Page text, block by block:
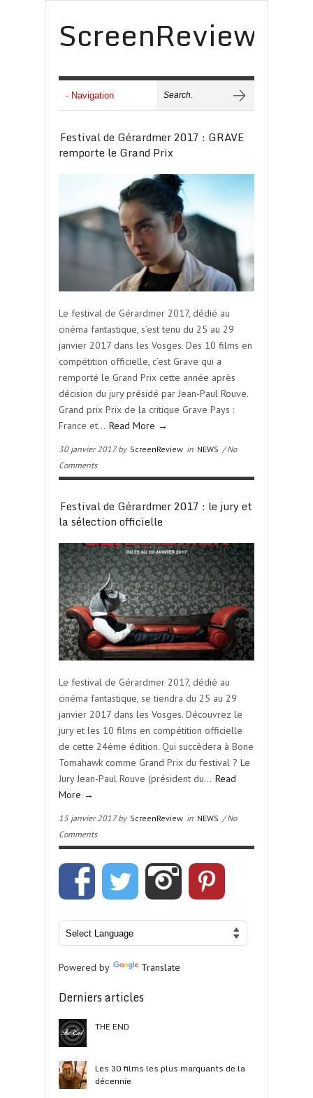
ScreenReview
Festival de Gérardmer 2017 : GRAVE
remporte le Grand Prix
Le festival de Gérardmer 2017, dédié au
cinéma fantastique, s’est tenu du 25 au 29
janvier 2017 dans les Vosges. Des 10 films en
compétition officielle, c’est Grave qui a
remporté le Grand Prix cette année après
décision du jury présidé par Jean-Paul Rouve.
Grand prix Prix de la critique Grave Pays :
France et… Read More →
30 janvier 2017 by ScreenReview in NEWS / No
Comments
Festival de Gérardmer 2017 : le jury et
la sélection officielle
Le festival de Gérardmer 2017, dédié au
cinéma fantastique, se tiendra du 25 au 29
janvier 2017 dans les Vosges. Découvrez le
jury et les 10 films en compétition officielle
de cette 24ème édition. Qui succèdera à Bone
Tomahawk comme Grand Prix du festival ? Le
Jury Jean-Paul Rouve (président du… Read
More →
15 janvier 2017 by ScreenReview in NEWS / No
Comments
Powered by Translate
Derniers articles
THE END
Les 30 films les plus marquants de la
décennie